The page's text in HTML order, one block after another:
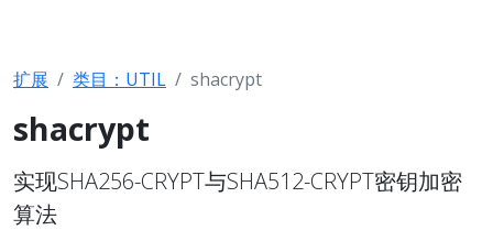
扩展 类目：UTIL shacrypt
shacrypt
实现SHA256-CRYPT与SHA512-CRYPT密钥加密
算法